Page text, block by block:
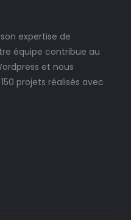
expertise de
équipe contribue au
et nous
projets réalisés avec